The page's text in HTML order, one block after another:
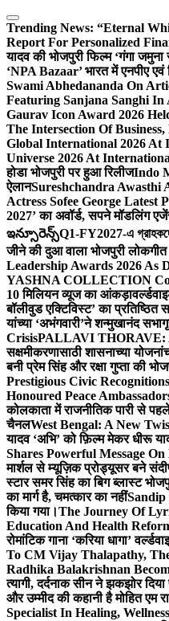
Skip
to
content
Trending News: “Eternal
Report For Personalized
यादव की भोजपुरी फिल्म ‘गंगा
‘NPA Bazaar’ भारत में एनपीए
Swami Abhedananda On
Featuring Sanjana Sanghi
Gaurav Icon Award 2026
The Intersection Of
Global International 2026 At
Universe 2026 At
होडा भोजपुरी पर हुआ रिलीजIndo
ऐलानSureshchandra Awasthi
Actress Sofee George Latest
2027’ का अवॉर्ड, सपने मॉडलिंग
ఇన్సూరెన్స్Q1-FY2027-এ
जीने की दुआ वाला भोजपुरी लोकगीत
Leadership Awards 2026 As
YASHNA COLLECTION
10 मिलियन व्यूज का आंकड़ा
बॉलीवुड एक्टिविस्ट’ का प्रतिष्ठित
यांच्या ‘अभंगवारी’ने शन्मुखानंद
CrisisPALLAVI THORAVE:
सक्षमीकरणासाठी शासनाच्या
बनी प्रेम सिंह और रक्षा गुप्ता की
Prestigious Civic Recognitions
Honoured Peace
कोलकाता में राजनीतिक पारी से पहले
चैनलWest Bengal: A New
यादव ‘अभि’ को फ़िल्म मेकर धीरू
Shares Powerful Message
मार्शल से म्यूज़िक प्रोड्यूसर बने
स्टार समर सिंह का बिग ब्लास्ट
का मार्ग है, चमत्कार का नहीं
किया गया।The Journey Of
Education And Health
रोमांटिक गाना ‘करिया धागा’
To CM Vijay Thalapathy,
Radhika Balakrishnan
त्यागी, दर्दनाक सीन ने झकझोर
और उम्मीद की कहानी है मोहित एम
Specialist In Healing,